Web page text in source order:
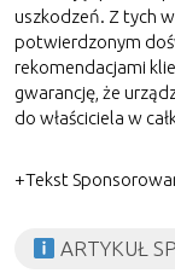
uszkodzeń. Z tych
potwierdzonym
rekomendacjami
gwarancję, że
do właściciela w
+Tekst
ARTYKUŁ